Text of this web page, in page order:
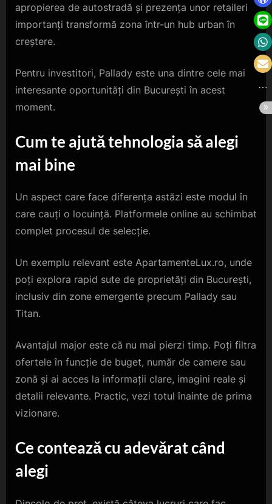
apropierea de autostradă și prezența unor retaileri
importanți transformă zona într-un hub urban în
creștere.
Pentru investitori, Pallady este una dintre cele mai
interesante oportunități din București în acest
moment.
Cum te ajută tehnologia să alegi
mai bine
Un aspect care face diferența astăzi este modul în
care cauți o locuință. Platformele online au schimbat
complet procesul de selecție.
Un exemplu relevant este ApartamenteLux.ro, unde
poți explora rapid sute de proprietăți din București,
inclusiv din zone emergente precum Pallady sau
Titan.
Avantajul major este că nu mai pierzi timp. Poți filtra
ofertele în funcție de buget, număr de camere sau
zonă și ai acces la informații clare, imagini reale și
detalii relevante. Practic, vezi totul înainte de prima
vizionare.
Ce contează cu adevărat când
alegi